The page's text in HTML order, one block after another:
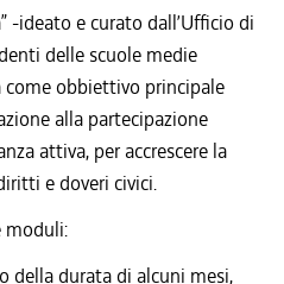
-ideato e curato dall’Ufficio di
delle scuole medie
come obbiettivo principale
alla partecipazione
attiva, per accrescere la
e doveri civici.
moduli:
della durata di alcuni mesi,